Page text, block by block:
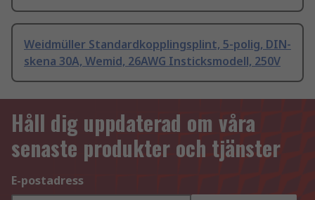
Weidmüller Standardkopplingsplint, 5-polig, DIN-
skena 30A, Wemid, 26AWG Insticksmodell, 250V
Håll dig uppdaterad om våra
senaste produkter och tjänster
E-postadress